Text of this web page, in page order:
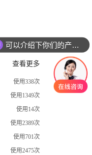
查看更多
使用338次
使用1349次
使用14次
使用2389次
使用701次
使用2475次